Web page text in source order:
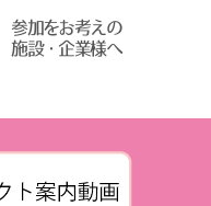
参加をお考えの
施設・企業様へ